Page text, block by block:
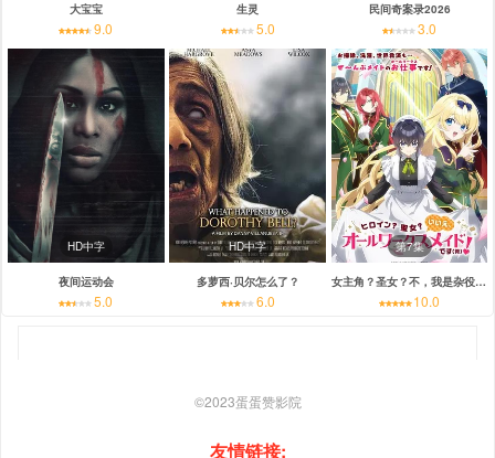
大宝宝
9.0
生灵
5.0
民间奇案录2026
3.0
HD中字
夜间运动会
5.0
HD中字
多萝西·贝尔怎么了？
6.0
第7集
女主角？圣女？不，我是杂役女仆（自豪）
10.0
©2023蛋蛋赞影院
友情链接: